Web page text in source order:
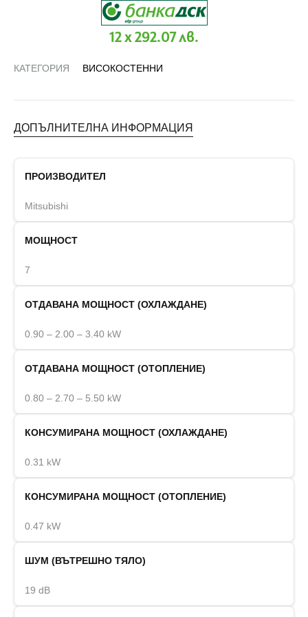
12 x 292.07 лв.
КАТЕГОРИЯ ВИСОКОСТЕННИ
ДОПЪЛНИТЕЛНА ИНФОРМАЦИЯ
ПРОИЗВОДИТЕЛ
Mitsubishi
МОЩНОСТ
7
ОТДАВАНА МОЩНОСТ (ОХЛАЖДАНЕ)
0.90 – 2.00 – 3.40 kW
ОТДАВАНА МОЩНОСТ (ОТОПЛЕНИЕ)
0.80 – 2.70 – 5.50 kW
КОНСУМИРАНА МОЩНОСТ (ОХЛАЖДАНЕ)
0.31 kW
КОНСУМИРАНА МОЩНОСТ (ОТОПЛЕНИЕ)
0.47 kW
ШУМ (ВЪТРЕШНО ТЯЛО)
19 dB